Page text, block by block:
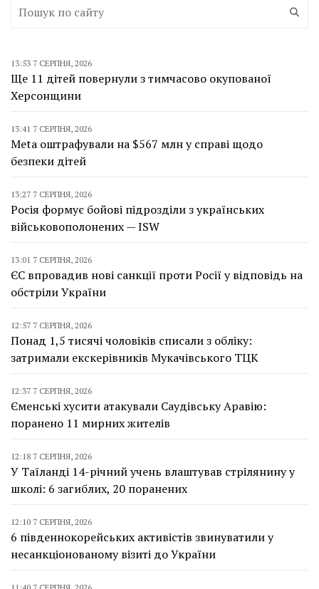
13:53 7 СЕРПНЯ, 2026
Ще 11 дітей повернули з тимчасово окупованої
Херсонщини
13:41 7 СЕРПНЯ, 2026
Meta оштрафували на $567 млн у справі щодо
безпеки дітей
13:27 7 СЕРПНЯ, 2026
Росія формує бойові підрозділи з українських
військовополонених — ISW
13:01 7 СЕРПНЯ, 2026
ЄС впровадив нові санкції проти Росії у відповідь на
обстріли України
12:57 7 СЕРПНЯ, 2026
Понад 1,5 тисячі чоловіків списали з обліку:
затримали екскерівників Мукачівського ТЦК
12:37 7 СЕРПНЯ, 2026
Єменські хусити атакували Саудівську Аравію:
поранено 11 мирних жителів
12:18 7 СЕРПНЯ, 2026
У Таїланді 14-річний учень влаштував стрілянину у
школі: 6 загиблих, 20 поранених
12:10 7 СЕРПНЯ, 2026
6 південнокорейських активістів звинуватили у
несанкціонованому візиті до України